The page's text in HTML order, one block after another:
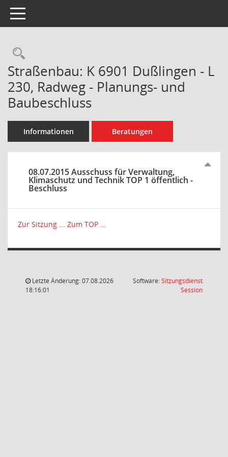
Toggle navigation
Rechercheauswahl
Straßenbau: K 6901 Dußlingen - L
230, Radweg - Planungs- und
Baubeschluss
Informationen Beratungen
08.07.2015 Ausschuss für Verwaltung,
Klimaschutz und Technik TOP 1 öffentlich -
Beschluss
Zur Sitzung ... Zum TOP ...
Letzte Änderung: 07.08.2026
18:16:01
Software:Sitzungsdienst
Session(Wird in